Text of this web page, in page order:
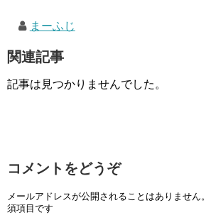
まーふじ
関連記事
記事は見つかりませんでした。
コメントをどうぞ
メールアドレスが公開されることはありません。
須項目です